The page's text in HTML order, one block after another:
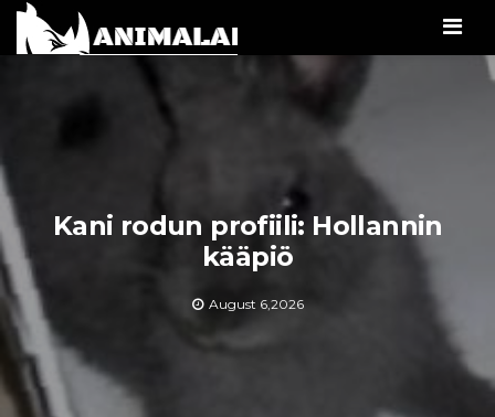
Kani rodun profiili: Hollannin
kääpiö
August 6,2026